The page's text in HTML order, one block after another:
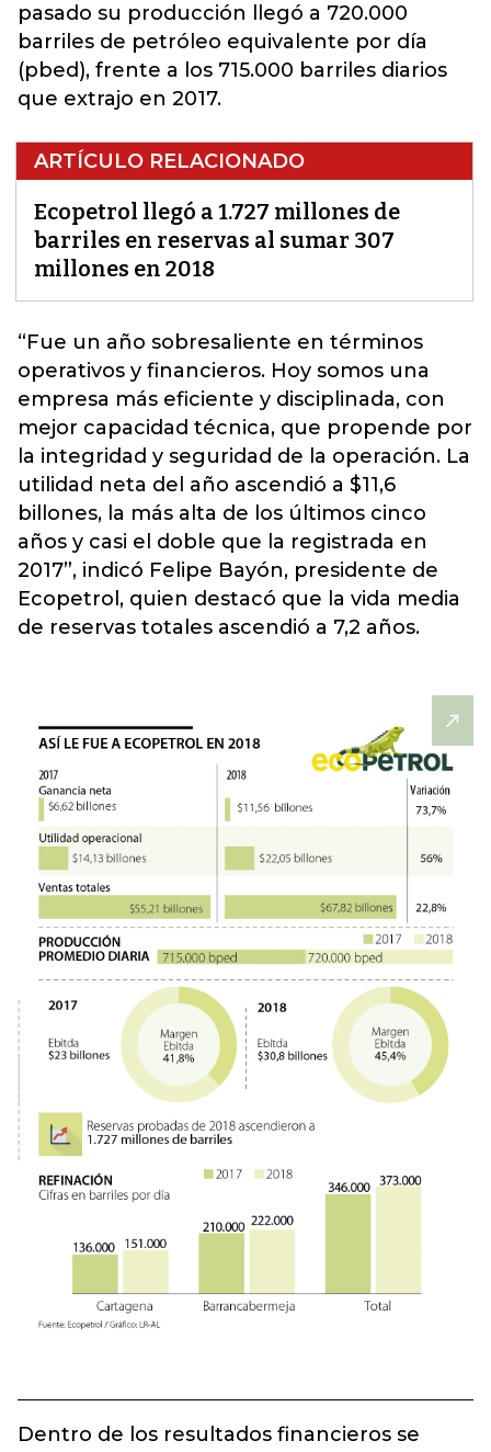
pasado su producción llegó a 720.000
barriles de petróleo equivalente por día
(pbed), frente a los 715.000 barriles diarios
que extrajo en 2017.
ARTÍCULO RELACIONADO
Ecopetrol llegó a 1.727 millones de
barriles en reservas al sumar 307
millones en 2018
“Fue un año sobresaliente en términos
operativos y financieros. Hoy somos una
empresa más eficiente y disciplinada, con
mejor capacidad técnica, que propende por
la integridad y seguridad de la operación. La
utilidad neta del año ascendió a $11,6
billones, la más alta de los últimos cinco
años y casi el doble que la registrada en
2017”, indicó Felipe Bayón, presidente de
Ecopetrol, quien destacó que la vida media
de reservas totales ascendió a 7,2 años.
Dentro de los resultados financieros se